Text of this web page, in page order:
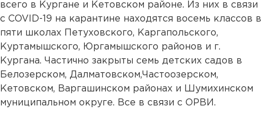
всего в Кургане и Кетовском районе. Из них в связи
с COVID-19 на карантине находятся восемь классов в
пяти школах Петуховского, Каргапольского,
Куртамышского, Юргамышского районов и г.
Кургана. Частично закрыты семь детских садов в
Белозерском, Далматовском,Частоозерском,
Кетовском, Варгашинском районах и Шумихинском
муниципальном округе. Все в связи с ОРВИ.